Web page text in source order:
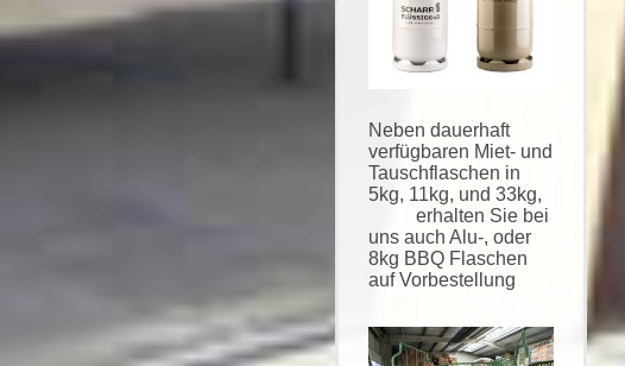
Neben dauerhaft
verfügbaren Miet- und
Tauschflaschen in
5kg, 11kg, und 33kg,
erhalten Sie bei
uns auch Alu-, oder
8kg BBQ Flaschen
auf Vorbestellung